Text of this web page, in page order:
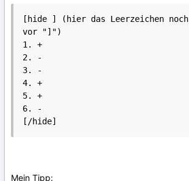
[hide ] (hier das Leerzeichen
vor "]")
1. +
2. -
3. -
4. +
5. +
6. -
Mein Tipp: